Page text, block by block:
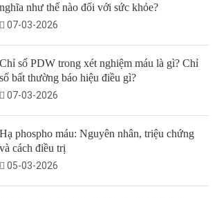
nghĩa như thế nào đối với sức khỏe?
07-03-2026
Chỉ số PDW trong xét nghiệm máu là gì? Chỉ
số bất thường báo hiệu điều gì?
07-03-2026
Hạ phospho máu: Nguyên nhân, triệu chứng
và cách điều trị
05-03-2026